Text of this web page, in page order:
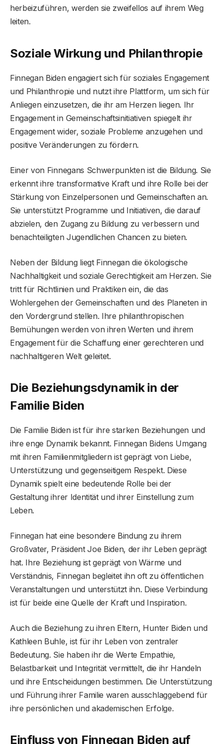
herbeizuführen, werden sie zweifellos auf ihrem Weg
leiten.
Soziale Wirkung und Philanthropie
Finnegan Biden engagiert sich für soziales Engagement
und Philanthropie und nutzt ihre Plattform, um sich für
Anliegen einzusetzen, die ihr am Herzen liegen. Ihr
Engagement in Gemeinschaftsinitiativen spiegelt ihr
Engagement wider, soziale Probleme anzugehen und
positive Veränderungen zu fördern.
Einer von Finnegans Schwerpunkten ist die Bildung. Sie
erkennt ihre transformative Kraft und ihre Rolle bei der
Stärkung von Einzelpersonen und Gemeinschaften an.
Sie unterstützt Programme und Initiativen, die darauf
abzielen, den Zugang zu Bildung zu verbessern und
benachteiligten Jugendlichen Chancen zu bieten.
Neben der Bildung liegt Finnegan die ökologische
Nachhaltigkeit und soziale Gerechtigkeit am Herzen. Sie
tritt für Richtlinien und Praktiken ein, die das
Wohlergehen der Gemeinschaften und des Planeten in
den Vordergrund stellen. Ihre philanthropischen
Bemühungen werden von ihren Werten und ihrem
Engagement für die Schaffung einer gerechteren und
nachhaltigeren Welt geleitet.
Die Beziehungsdynamik in der
Familie Biden
Die Familie Biden ist für ihre starken Beziehungen und
ihre enge Dynamik bekannt. Finnegan Bidens Umgang
mit ihren Familienmitgliedern ist geprägt von Liebe,
Unterstützung und gegenseitigem Respekt. Diese
Dynamik spielt eine bedeutende Rolle bei der
Gestaltung ihrer Identität und ihrer Einstellung zum
Leben.
Finnegan hat eine besondere Bindung zu ihrem
Großvater, Präsident Joe Biden, der ihr Leben geprägt
hat. Ihre Beziehung ist geprägt von Wärme und
Verständnis, Finnegan begleitet ihn oft zu öffentlichen
Veranstaltungen und unterstützt ihn. Diese Verbindung
ist für beide eine Quelle der Kraft und Inspiration.
Auch die Beziehung zu ihren Eltern, Hunter Biden und
Kathleen Buhle, ist für ihr Leben von zentraler
Bedeutung. Sie haben ihr die Werte Empathie,
Belastbarkeit und Integrität vermittelt, die ihr Handeln
und ihre Entscheidungen bestimmen. Die Unterstützung
und Führung ihrer Familie waren ausschlaggebend für
ihre persönlichen und akademischen Erfolge.
Einfluss von Finnegan Biden auf